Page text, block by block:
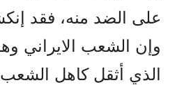
على الضد منه، فقد
وإن الشعب الايراني
الذي أثقل کاهل الشعب